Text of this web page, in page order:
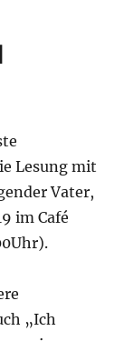
Lesung mit
Vater,
im Café
„Ich